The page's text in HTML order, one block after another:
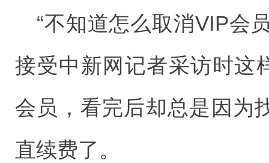
“不知道怎么取消VIP会
接受中新网记者采访时这
会员，看完后却总是因为
直续费了。